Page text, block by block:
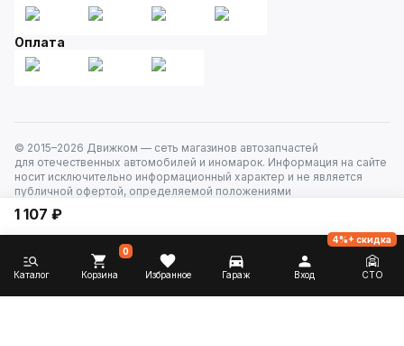
1 107 ₽
Оплата
© 2015–2026 Движком — сеть магазинов автозапчастей
для отечественных автомобилей и иномарок. Информация на сайте
носит исключительно информационный характер и не является
публичной офертой, определяемой положениями
Каталог Корзина
0
Избранное Гараж Вход СТО
4%+ скидка